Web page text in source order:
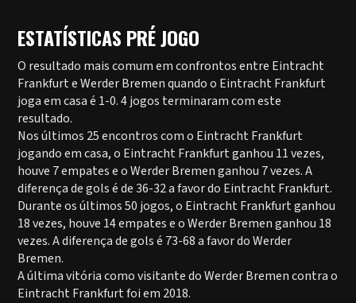
ESTATÍSTICAS PRÉ JOGO
O resultado mais comum em confrontos entre Eintracht
Frankfurt e Werder Bremen quando o Eintracht Frankfurt
joga em casa é 1-0. 4 jogos terminaram com este
resultado.
Nos últimos 25 encontros com o Eintracht Frankfurt
jogando em casa, o Eintracht Frankfurt ganhou 11 vezes,
houve 7 empates e o Werder Bremen ganhou 7 vezes. A
diferença de gols é de 36-32 a favor do Eintracht Frankfurt.
Durante os últimos 50 jogos, o Eintracht Frankfurt ganhou
18 vezes, houve 14 empates e o Werder Bremen ganhou 18
vezes. A diferença de gols é 73-68 a favor do Werder
Bremen.
A última vitória como visitante do Werder Bremen contra o
Eintracht Frankfurt foi em 2018.